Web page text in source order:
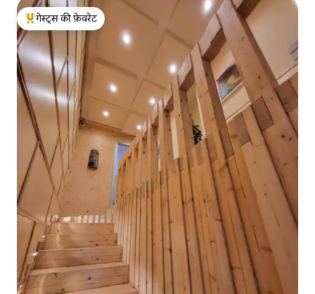
गेस्ट्स का टॉप फ़ेवरेट
गेस्ट्स की फ़ेवरेट